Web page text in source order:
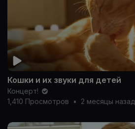
Кошки и их звуки для детей
Концерт!
1,410 Просмотров
• 2 месяцы назад